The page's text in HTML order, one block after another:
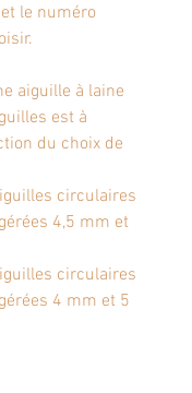
le numéro
aiguille à laine
est à
du choix de
circulaires
4,5 mm et
circulaires
4 mm et 5